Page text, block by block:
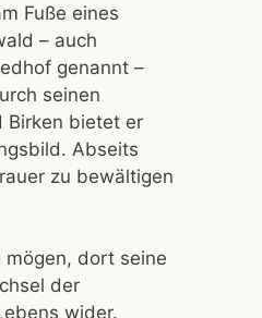
Fuße eines
– auch
genannt –
seinen
Birken bietet er
Abseits
zu bewältigen
mögen, dort seine
der
wider.